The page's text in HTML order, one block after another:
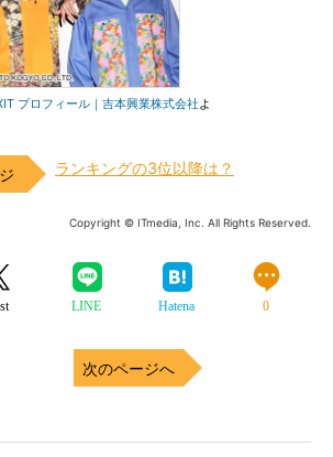
プロフィール｜吉本興業株式会社よ
ランキングの3位以降は？
Copyright © ITmedia, Inc. All Rights Reserved.
LINE Hatena 0
次のページへ